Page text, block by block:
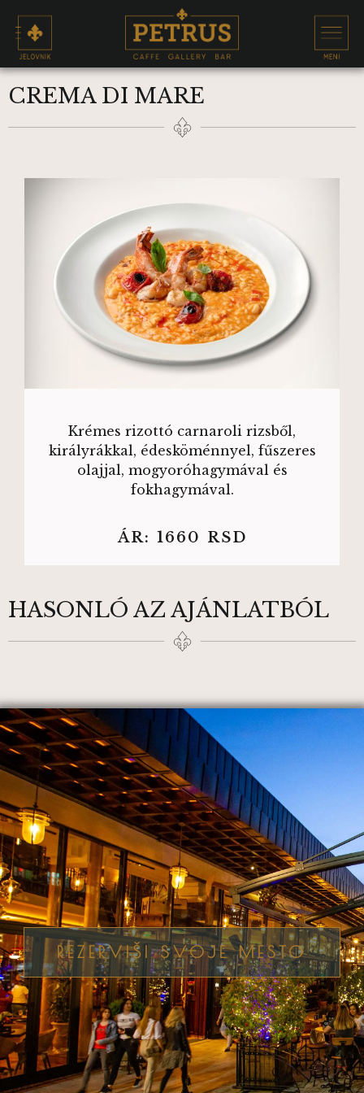
CREMA DI MARE
Krémes rizottó carnaroli rizsből,
királyrákkal, édesköménnyel, fűszeres
olajjal, mogyoróhagymával és
fokhagymával.
ÁR: 1660 RSD
HASONLÓ AZ AJÁNLATBÓL
REZERVIŠI SVOJE MESTO